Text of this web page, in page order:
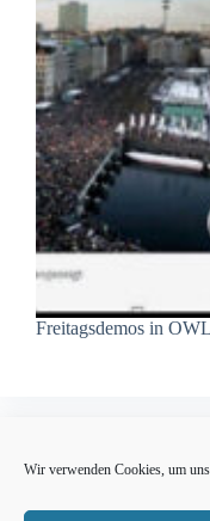
Wir verwenden Cookies, um
Freitagsdemos in OWL